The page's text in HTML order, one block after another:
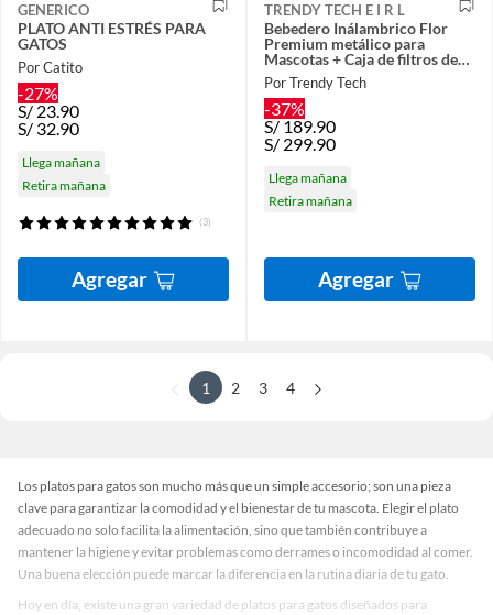
GENERICO
PLATO ANTI ESTRÉS PARA
GATOS
Por Catito
-27%
S/ 23.90
S/ 32.90
Llega mañana
Retira mañana
(3)
Agregar
TRENDY TECH E I R L
Bebedero Inálambrico Flor
Premium metálico para
Mascotas + Caja de filtros de
repuesto
Por Trendy Tech
-37%
S/ 189.90
S/ 299.90
Llega mañana
Retira mañana
Agregar
1 2 3 4
Los platos para gatos son mucho más que un simple accesorio; son una pieza
clave para garantizar la comodidad y el bienestar de tu mascota. Elegir el plato
adecuado no solo facilita la alimentación, sino que también contribuye a
mantener la higiene y evitar problemas como derrames o incomodidad al comer.
Una buena elección puede marcar la diferencia en la rutina diaria de tu gato.
Hoy en día, existe una gran variedad de platos para gatos diseñados para